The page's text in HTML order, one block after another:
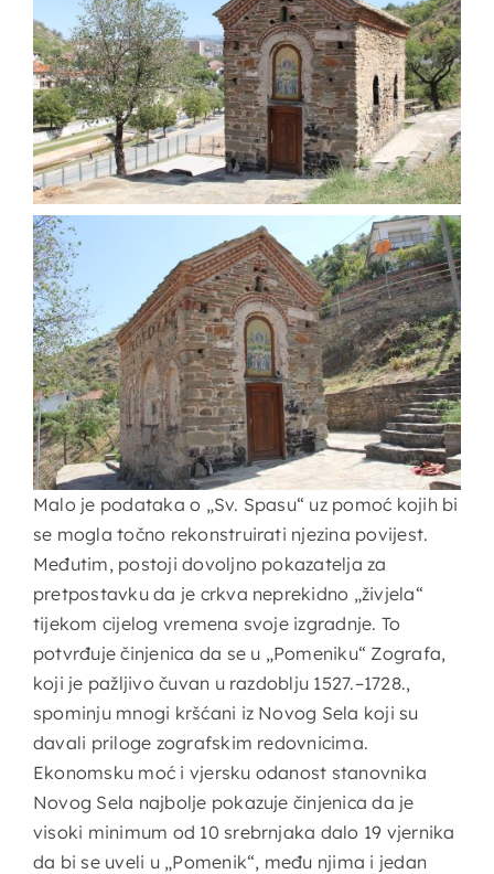
Malo je podataka o „Sv. Spasu“ uz pomoć kojih bi
se mogla točno rekonstruirati njezina povijest.
Međutim, postoji dovoljno pokazatelja za
pretpostavku da je crkva neprekidno „živjela“
tijekom cijelog vremena svoje izgradnje. To
potvrđuje činjenica da se u „Pomeniku“ Zografa,
koji je pažljivo čuvan u razdoblju 1527.–1728.,
spominju mnogi kršćani iz Novog Sela koji su
davali priloge zografskim redovnicima.
Ekonomsku moć i vjersku odanost stanovnika
Novog Sela najbolje pokazuje činjenica da je
visoki minimum od 10 srebrnjaka dalo 19 vjernika
da bi se uveli u „Pomenik“, među njima i jedan